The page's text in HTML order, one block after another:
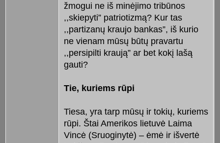
žmogui ne iš minėjimo tribūnos
,,skiepyti” patriotizmą? Kur tas
,,partizanų kraujo bankas”, iš kurio
ne vienam mūsų būtų pravartu
,,persipilti kraują” ar bet kokį lašą
gauti?
Tie, kuriems rūpi
Tiesa, yra tarp mūsų ir tokių, kuriems
rūpi. Štai Amerikos lietuvė Laima
Vincė (Sruoginytė) – ėmė ir išvertė